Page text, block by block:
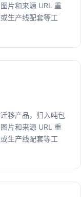
片和来源 URL 重
生产线配套等工
移产品，归入吨包
片和来源 URL 重
生产线配套等工